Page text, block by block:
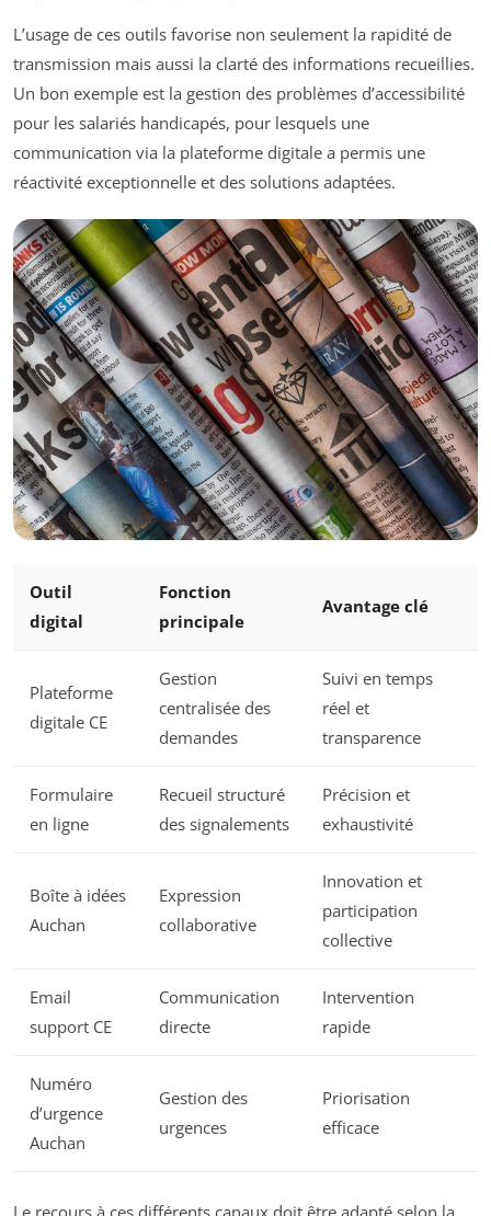
L’usage de ces outils favorise non seulement la rapidité de
transmission mais aussi la clarté des informations recueillies.
Un bon exemple est la gestion des problèmes d’accessibilité
pour les salariés handicapés, pour lesquels une
communication via la plateforme digitale a permis une
réactivité exceptionnelle et des solutions adaptées.
Outil
digital
Fonction
principale
Avantage clé
Plateforme
digitale CE
Gestion
centralisée des
demandes
Suivi en temps
réel et
transparence
Formulaire
en ligne
Recueil structuré
des signalements
Précision et
exhaustivité
Boîte à idées
Auchan
Expression
collaborative
Innovation et
participation
collective
Email
support CE
Communication
directe
Intervention
rapide
Numéro
d’urgence
Auchan
Gestion des
urgences
Priorisation
efficace
Le recours à ces différents canaux doit être adapté selon la